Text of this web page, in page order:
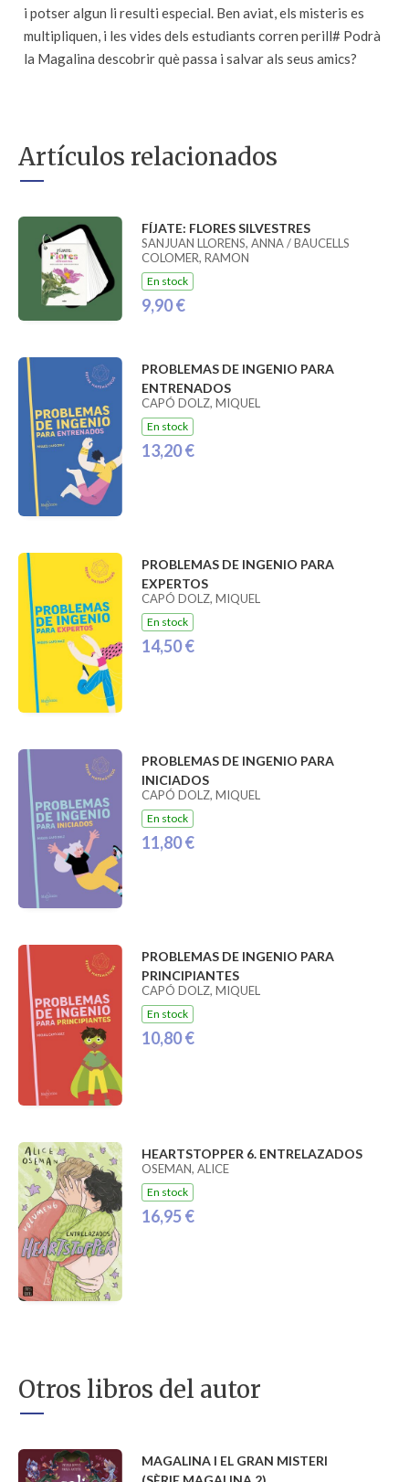
i potser algun li resulti especial. Ben aviat, els misteris es
multipliquen, i les vides dels estudiants corren perill# Podrà
la Magalina descobrir què passa i salvar als seus amics?
Artículos relacionados
FÍJATE: FLORES SILVESTRES
SANJUAN LLORENS, ANNA / BAUCELLS
COLOMER, RAMON
En stock
9,90 €
PROBLEMAS DE INGENIO PARA
ENTRENADOS
CAPÓ DOLZ, MIQUEL
En stock
13,20 €
PROBLEMAS DE INGENIO PARA
EXPERTOS
CAPÓ DOLZ, MIQUEL
En stock
14,50 €
PROBLEMAS DE INGENIO PARA
INICIADOS
CAPÓ DOLZ, MIQUEL
En stock
11,80 €
PROBLEMAS DE INGENIO PARA
PRINCIPIANTES
CAPÓ DOLZ, MIQUEL
En stock
10,80 €
HEARTSTOPPER 6. ENTRELAZADOS
OSEMAN, ALICE
En stock
16,95 €
Otros libros del autor
MAGALINA I EL GRAN MISTERI